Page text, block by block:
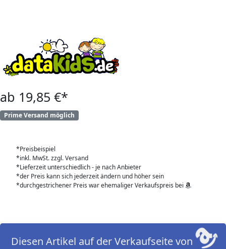
ab 19,85 €*
Prime Versand möglich
*Preisbeispiel
*inkl. MwSt. zzgl. Versand
*Lieferzeit unterschiedlich - je nach Anbieter
*der Preis kann sich jederzeit ändern und höher sein
*durchgestrichener Preis war ehemaliger Verkaufspreis bei
Diesen Artikel auf der Verkaufseite von